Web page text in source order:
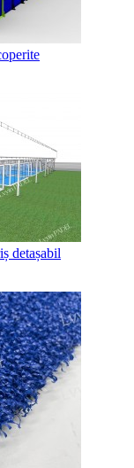
detașabil